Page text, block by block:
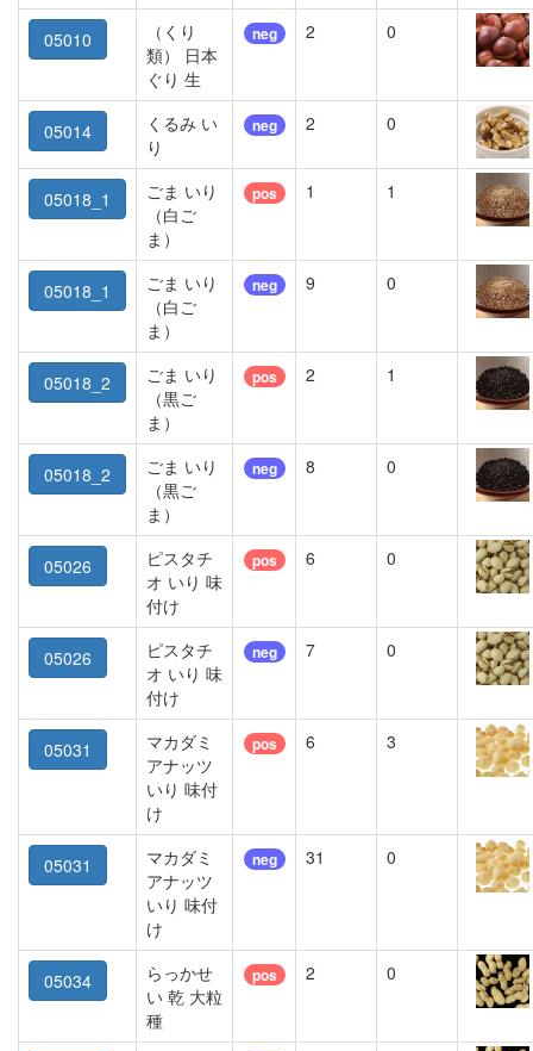
05010
（くり
類） 日本
ぐり 生
neg 2 0
05014
くるみ い
り
neg 2 0
05018_1
ごま いり
（白ご
ま）
pos 1 1
05018_1
ごま いり
（白ご
ま）
neg 9 0
05018_2
ごま いり
（黒ご
ま）
pos 2 1
05018_2
ごま いり
（黒ご
ま）
neg 8 0
05026
ピスタチ
オ いり 味
付け
pos 6 0
05026
ピスタチ
オ いり 味
付け
neg 7 0
05031
マカダミ
アナッツ
いり 味付
け
pos 6 3
05031
マカダミ
アナッツ
いり 味付
け
neg 31 0
05034
らっかせ
い 乾 大粒
種
pos 2 0